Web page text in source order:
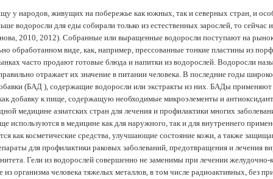
у народов, живущих на побережье как южных, так и северных стран, и
водоросли для еды собирали только из естественных зарослей, то
2010, 2012). Собранные или выращенные водоросли поступают на
обработанном виде, как, например, прессованные тонкие пластины из
часто продают готовые блюда и напитки из водорослей. Водоросли
отражает их значение в питании человека. В последние годы
(БАД ), содержащие водоросли или экстракты из них. БАДы
добавку к пище, содержащую необходимые микроэлементы и
медицине азиатских стран для лечения и профилактики многих
используются в медицине как для наружного, так и для внутреннего
как косметические средства, улучшающие состояние кожи, а также
для профилактики раковых заболеваний, предотвращения и лечения
Гели из водорослей совершенно не заменимы при лечении
из организма человека тяжелых металлов, в том числе радиоактивных, без